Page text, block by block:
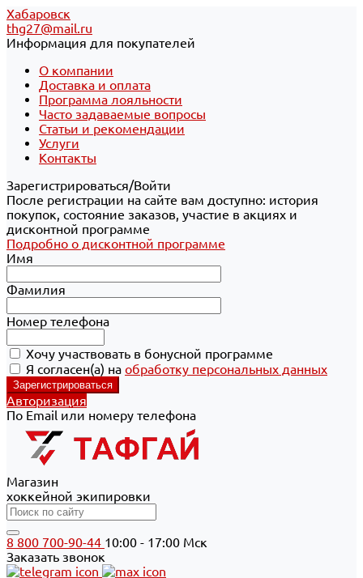
Хабаровск
thg27@mail.ru
Информация для покупателей
О компании
Доставка и оплата
Программа лояльности
Часто задаваемые вопросы
Статьи и рекомендации
Услуги
Контакты
Зарегистрироваться/Войти
После регистрации на сайте вам доступно: история
покупок, состояние заказов, участие в акциях и
дисконтной программе
Подробно о дисконтной программе
Имя
Фамилия
Номер телефона
Хочу участвовать в бонусной программе
Я согласен(а) на обработку персональных данных
Авторизация
По Email или номеру телефона
Магазин
хоккейной экипировки
8 800 700-90-44 10:00 - 17:00 Мск
Заказать звонок